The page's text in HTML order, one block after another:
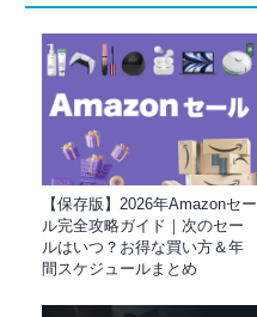
【保存版】2026年Amazonセー
ル完全攻略ガイド｜次のセー
ルはいつ？お得な買い方＆年
間スケジュールまとめ